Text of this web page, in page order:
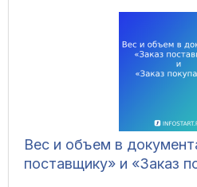
Вес и объем в
поставщику» и «Заказ